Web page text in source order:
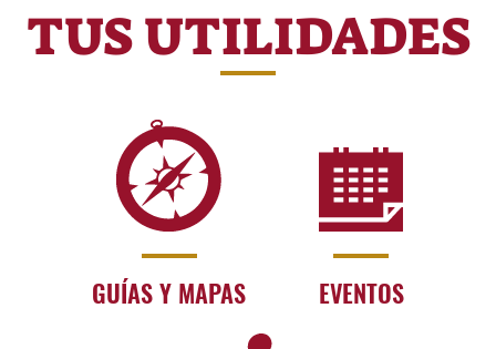
TUS UTILIDADES
GUÍAS Y MAPAS EVENTOS